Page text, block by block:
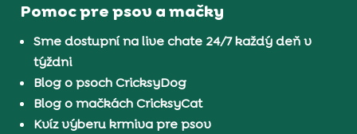
Pomoc pre psov a mačky
Sme dostupní na live chate 24/7 každý deň v
týždni
Blog o psoch CricksyDog
Blog o mačkách CricksyCat
Kvíz výberu krmiva pre psov